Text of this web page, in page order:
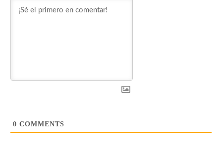
0 COMMENTS